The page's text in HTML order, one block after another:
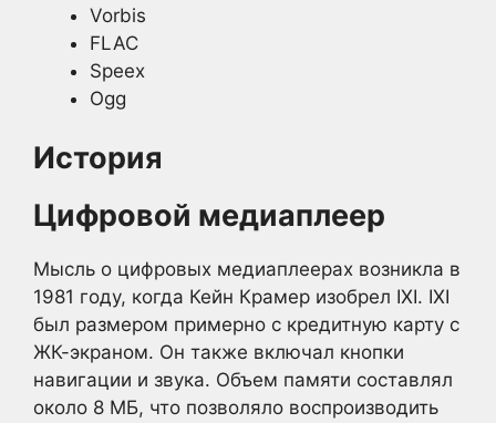
Vorbis
FLAC
Speex
Ogg
История
Цифровой медиаплеер
Мысль о цифровых медиаплеерах возникла в
1981 году, когда Кейн Крамер изобрел IXI. IXI
был размером примерно с кредитную карту с
ЖК-экраном. Он также включал кнопки
навигации и звука. Объем памяти составлял
около 8 МБ, что позволяло воспроизводить